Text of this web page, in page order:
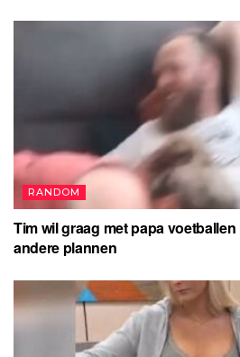
RANDOM
Tim wil graag met papa
andere plannen